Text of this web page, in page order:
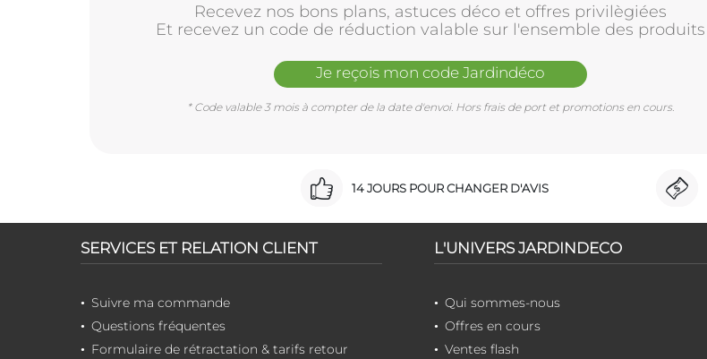
Recevez nos bons plans, astuces déco et offres privilègiées
Et recevez un code de réduction valable sur l'ensemble des produits
Je reçois mon code Jardindéco
* Code valable 3 mois à compter de la date d'envoi. Hors frais de port et promotions en cours.
14 JOURS POUR CHANGER D'AVIS
SERVICES ET RELATION CLIENT
Suivre ma commande
Questions fréquentes
Formulaire de rétractation & tarifs retour
L'UNIVERS JARDINDECO
Qui sommes-nous
Offres en cours
Ventes flash